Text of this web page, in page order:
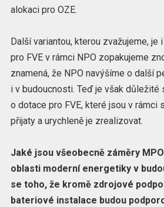
alokaci pro OZE.
Další variantou, kterou zvažujeme, je
pro FVE v rámci NPO zopakujeme
znamená, že NPO navýšíme o další
i v budoucnosti. Teď je však důležité
o dotace pro FVE, které jsou v rámci
přijaty a urychleně je zrealizovat.
Jaké jsou všeobecně záměry
oblasti moderní energetiky v
se toho, že kromě zdrojové
bateriové instalace budou